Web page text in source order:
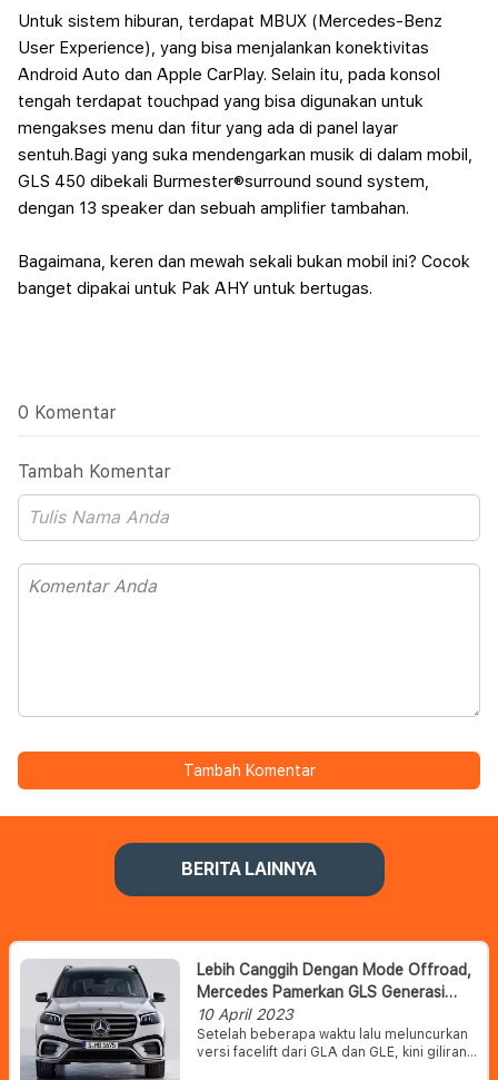
Untuk sistem hiburan, terdapat MBUX (Mercedes-Benz
User Experience), yang bisa menjalankan konektivitas
Android Auto dan Apple CarPlay. Selain itu, pada konsol
tengah terdapat touchpad yang bisa digunakan untuk
mengakses menu dan fitur yang ada di panel layar
sentuh.Bagi yang suka mendengarkan musik di dalam mobil,
GLS 450 dibekali Burmester®surround sound system,
dengan 13 speaker dan sebuah amplifier tambahan.
Bagaimana, keren dan mewah sekali bukan mobil ini? Cocok
banget dipakai untuk Pak AHY untuk bertugas.
0 Komentar
Tambah Komentar
Tambah Komentar
BERITA LAINNYA
Lebih Canggih Dengan Mode Offroad,
Mercedes Pamerkan GLS Generasi
Terbaru
10 April 2023
Setelah beberapa waktu lalu meluncurkan
versi facelift dari GLA dan GLE, kini giliran